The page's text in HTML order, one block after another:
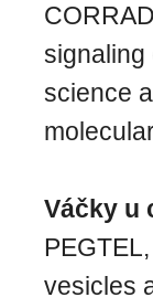
signaling
science
Váčky u
vesicles